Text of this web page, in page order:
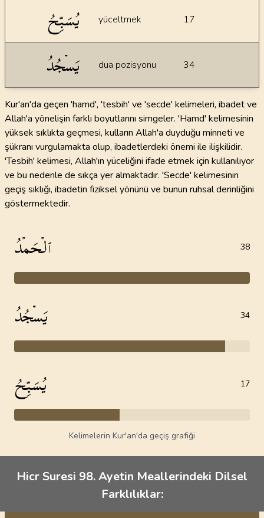
يُسَبِّحُ yüceltmek 17
يَسۡجُدُ dua pozisyonu 34
Kur'an'da geçen 'hamd', 'tesbih' ve 'secde' kelimeleri, ibadet ve
Allah'a yönelişin farklı boyutlarını simgeler. 'Hamd' kelimesinin
yüksek sıklıkta geçmesi, kulların Allah'a duyduğu minneti ve
şükranı vurgulamakta olup, ibadetlerdeki önemi ile ilişkilidir.
'Tesbih' kelimesi, Allah'ın yüceliğini ifade etmek için kullanılıyor
ve bu nedenle de sıkça yer almaktadır. 'Secde' kelimesinin
geçiş sıklığı, ibadetin fiziksel yönünü ve bunun ruhsal derinliğini
göstermektedir.
ٱلۡحَمۡدُ 38
يَسۡجُدُ 34
يُسَبِّحُ 17
Kelimelerin Kur'an'da geçiş grafiği
Hicr Suresi 98. Ayetin Meallerindeki Dilsel
Farklılıklar: